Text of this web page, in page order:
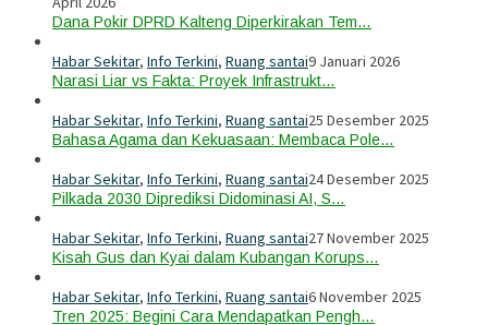
Dana Pokir DPRD Kalteng Diperkirakan Tem…
Habar Sekitar, Info Terkini, Ruang santai9 Januari 2026
Narasi Liar vs Fakta: Proyek Infrastrukt…
Habar Sekitar, Info Terkini, Ruang santai25 Desember 2025
Bahasa Agama dan Kekuasaan: Membaca Pole…
Habar Sekitar, Info Terkini, Ruang santai24 Desember 2025
Pilkada 2030 Diprediksi Didominasi AI, S…
Habar Sekitar, Info Terkini, Ruang santai27 November 2025
Kisah Gus dan Kyai dalam Kubangan Korups…
Habar Sekitar, Info Terkini, Ruang santai6 November 2025
Tren 2025: Begini Cara Mendapatkan Pengh…